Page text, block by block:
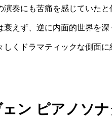
演奏にも苦痛を感じていた
衰えず、逆に内面的世界を
くドラマティックな側面に
ン ピアノソ